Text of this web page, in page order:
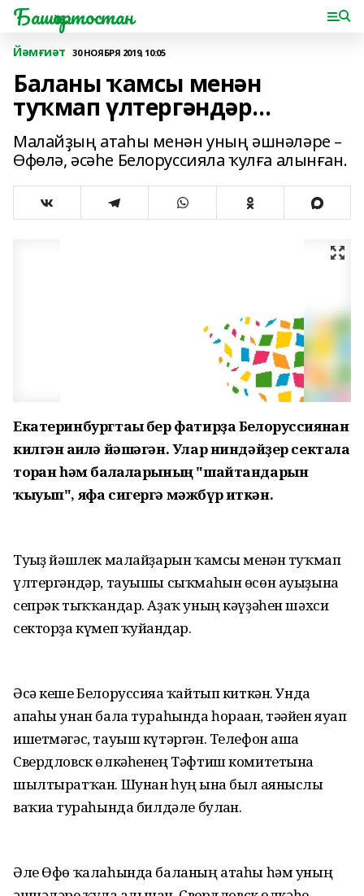
Башҡортостан
Йәмғиәт 30 НОЯБРЯ 2019, 10:05
Баланы ҡамсы менән
туҡмап үлтергәндәр...
Малайҙың атаһы менән уның әшнәләре –
Өфөлә, әсәһе Белоруссияла ҡулға алынған.
Екатеринбургтағы бер фатирҙа Белоруссиянан
килгән ғаилә йәшәгән. Улар ниндәйҙер сектала
торған һәм балаларының "шайтандарын
ҡыуып", яфа сигергә мәжбүр иткән.
Туғыҙ йәшлек малайҙарын ҡамсы менән туҡмап
үлтергәндәр, тауышы сыҡмаһын өсөн ауыҙына
сепрәк тыҡҡандар. Аҙаҡ уның кәүҙәһен шәхси
секторҙа күмеп ҡуйғандар.
Әсә кеше Белоруссияға ҡайтып киткән. Унда
апаһы унан бала тураһында һораған, тәғәйен яуап
ишетмәгәс, тауыш күтәргән. Телефон аша
Свердловск өлкәһенең Тәфтиш комитетына
шылтыратҡан. Шунан һуң ғына был аяныслы
ваҡиға тураһында билдәле булған.
Әле Өфө ҡалаһында баланың атаһы һәм уның